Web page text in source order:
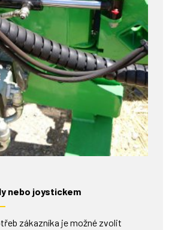
nebo joystickem
zákazníka je možné zvolit